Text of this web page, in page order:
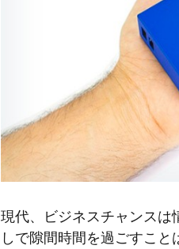
現代、ビジネスチャンスは
しで隙間時間を過ごすこ